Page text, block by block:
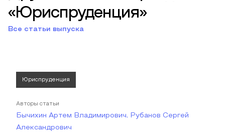
«Юриспруденция»
Все статьи выпуска
Юриспруденция
Авторы статьи
Бычихин Артем Владимирович, Рубанов Сергей
Александрович